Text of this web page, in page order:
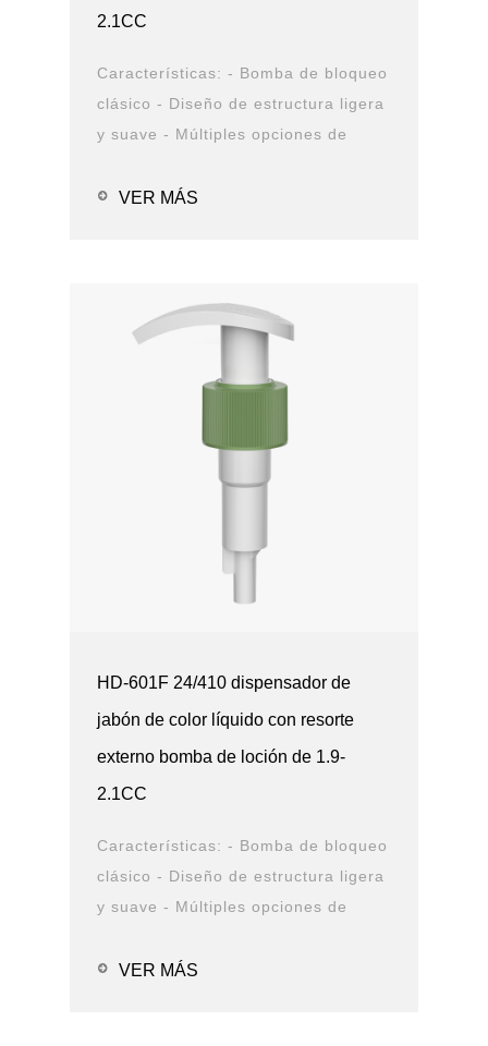
2.1CC
Características: - Bomba de bloqueo
clásico - Diseño de estructura ligera
y suave - Múltiples opciones de
solución de PCR - Prueba de fugas
VER MÁS
HD-601F 24/410 dispensador de
jabón de color líquido con resorte
externo bomba de loción de 1.9-
2.1CC
Características: - Bomba de bloqueo
clásico - Diseño de estructura ligera
y suave - Múltiples opciones de
solución de PCR - Prueba de fugas
VER MÁS